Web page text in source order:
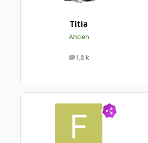
Titia
Ancien
1,8 k
messages